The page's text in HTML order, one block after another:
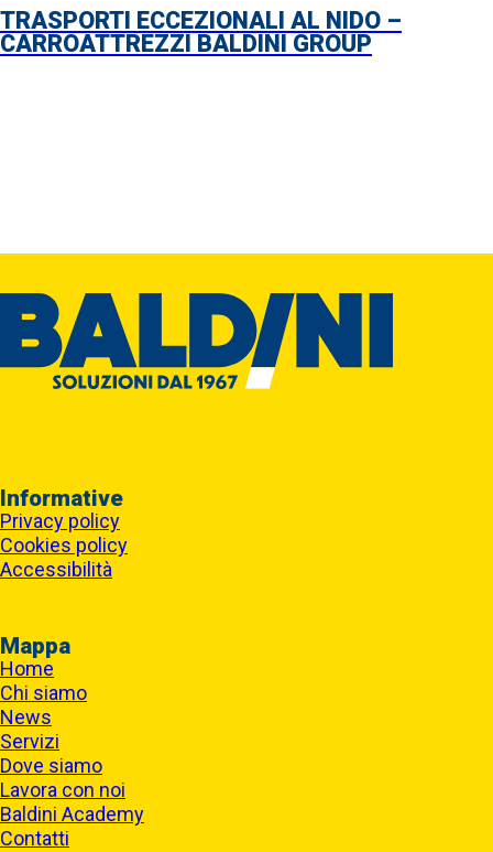
TRASPORTI ECCEZIONALI AL NIDO –
CARROATTREZZI BALDINI GROUP
Informative
Privacy policy
Cookies policy
Accessibilità
Mappa
Home
Chi siamo
News
Servizi
Dove siamo
Lavora con noi
Baldini Academy
Contatti